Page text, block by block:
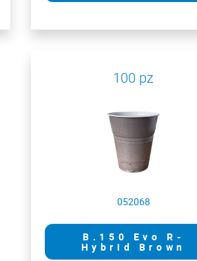
100 pz
052068
B.150 Evo R-
Hybrid Brown